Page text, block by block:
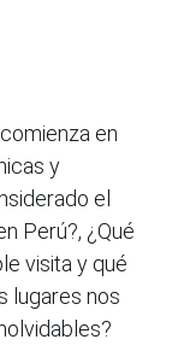
en
y
el
Perú?, ¿Qué
visita y qué
lugares nos